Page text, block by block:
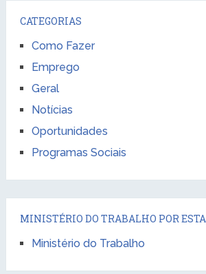
CATEGORIAS
Como Fazer
Emprego
Geral
Notícias
Oportunidades
Programas Sociais
MINISTÉRIO DO TRABALHO POR
Ministério do Trabalho